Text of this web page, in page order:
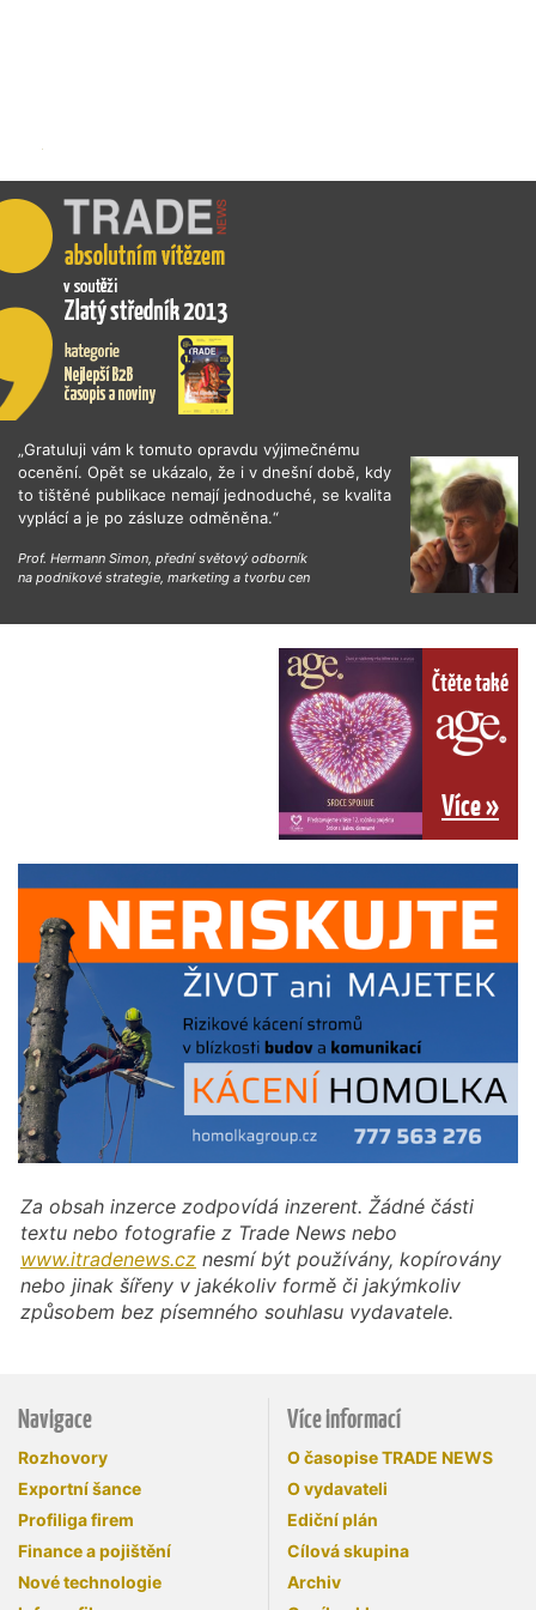
„Gratuluji vám k tomuto opravdu výjimečnému
ocenění. Opět se ukázalo, že i v dnešní době, kdy
to tištěné publikace nemají jednoduché, se kvalita
vyplácí a je po zásluze odměněna.“
Prof. Hermann Simon, přední světový odborník
na podnikové strategie, marketing a tvorbu cen
Čtěte také
Více »
Za obsah inzerce zodpovídá inzerent. Žádné části
textu nebo fotografie z Trade News nebo
www.itradenews.cz nesmí být používány, kopírovány
nebo jinak šířeny v jakékoliv formě či jakýmkoliv
způsobem bez písemného souhlasu vydavatele.
Navigace
Rozhovory
Exportní šance
Profiliga firem
Finance a pojištění
Nové technologie
Více informací
O časopise TRADE NEWS
O vydavateli
Ediční plán
Cílová skupina
Archiv